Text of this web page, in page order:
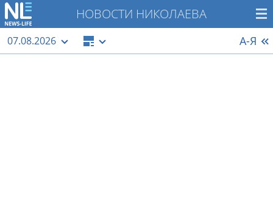
НОВОСТИ НИКОЛАЕВА
07.08.2026 А-Я